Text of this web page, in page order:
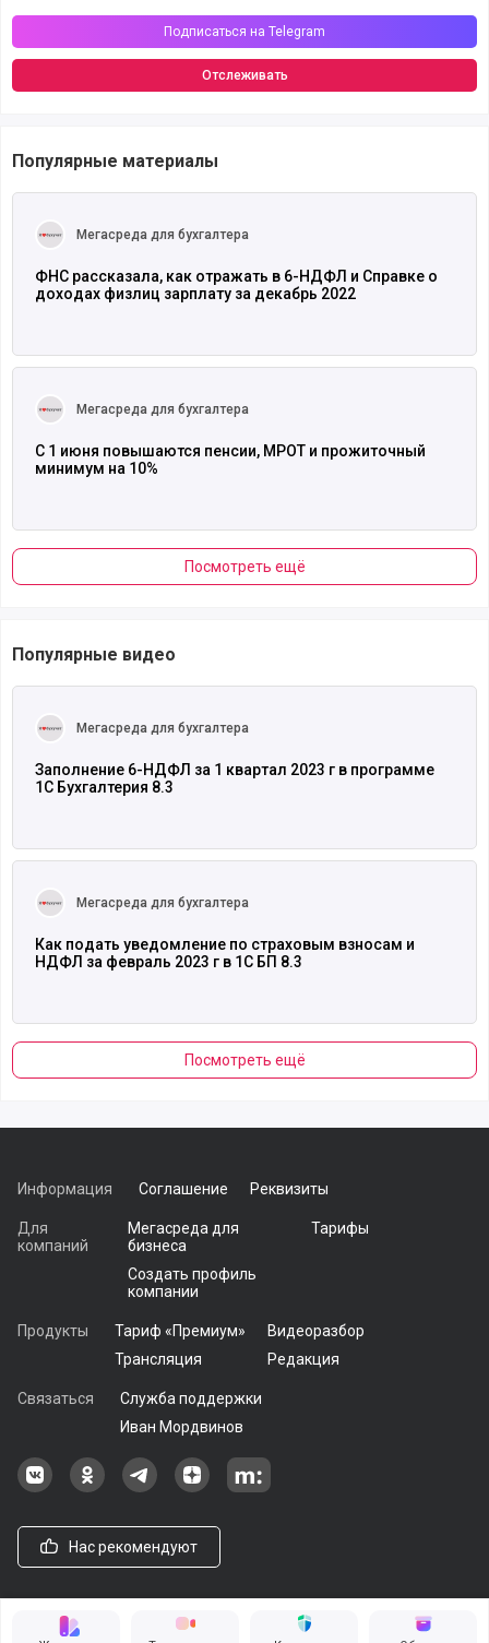
Подписаться на Telegram
Отслеживать
Популярные материалы
Мегасреда для бухгалтера
ФНС рассказала, как отражать в 6-НДФЛ и Справке о
доходах физлиц зарплату за декабрь 2022
Мегасреда для бухгалтера
С 1 июня повышаются пенсии, МРОТ и прожиточный
минимум на 10%
Посмотреть ещё
Популярные видео
Мегасреда для бухгалтера
Заполнение 6-НДФЛ за 1 квартал 2023 г в программе
1С Бухгалтерия 8.3
Мегасреда для бухгалтера
Как подать уведомление по страховым взносам и
НДФЛ за февраль 2023 г в 1С БП 8.3
Посмотреть ещё
Информация Соглашение Реквизиты
Для
компаний
Мегасреда для
бизнеса
Тарифы
Создать профиль
компании
Продукты Тариф «Премиум»
Видеоразбор
Трансляция
Редакция
Связаться
Служба поддержки
Иван Мордвинов
Наша группа в ВКонтакте
Наша группа на Одноклассники[
Наша группа в Telegram
наш профиль на Дзен
Наш аккаунт на Мегасреде
Нас рекомендуют